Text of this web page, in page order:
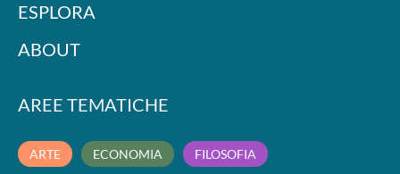
ESPLORA
ABOUT
AREE TEMATICHE
ARTE ECONOMIA FILOSOFIA